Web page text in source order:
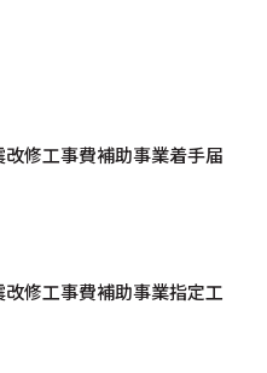
修工事費補助事業着手届
修工事費補助事業指定工